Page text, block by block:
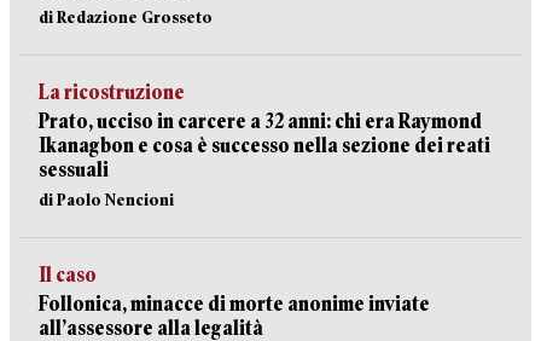
di Redazione Grosseto
La ricostruzione
Prato, ucciso in carcere a 32 anni: chi era Raymond
Ikanagbon e cosa è successo nella sezione dei reati
sessuali
di Paolo Nencioni
Il caso
Follonica, minacce di morte anonime inviate
all’assessore alla legalità